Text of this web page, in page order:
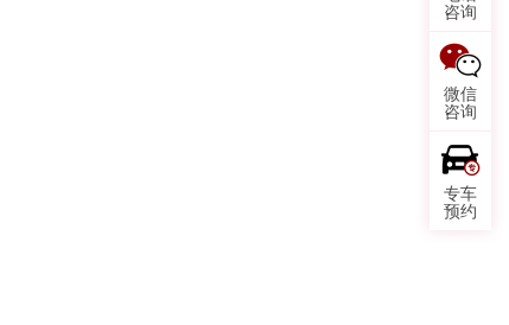
咨询
微信
咨询
专车
预约